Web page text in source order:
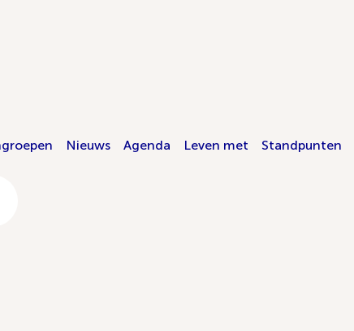
Nieuws Agenda Leven met Standpunten